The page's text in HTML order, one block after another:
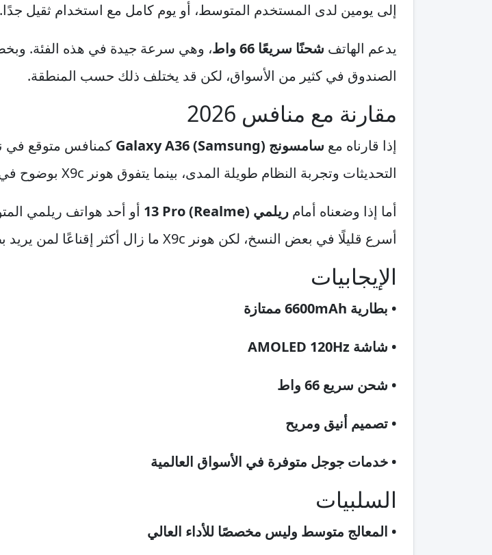
إلى يومين لدى المستخدم المتوسط، أو يوم كامل مع استخدام ثقيل جدًا.
يدعم الهاتف شحنًا سريعًا 66 واط ، وهي سرعة جيدة في هذه الفئة.
الصندوق في كثير من الأسواق، لكن قد يختلف ذلك حسب المنطقة.
مقارنة مع منافس 2026
إذا قارناه مع سامسونج (Samsung) Galaxy A36
كمنافس متوقع في
التحديثات وتجربة النظام طويلة المدى، بينما يتفوق هونر X9c بوضوح في سعة البطارية وسرعة الشحن.
أما إذا وضعناه أمام ريلمي (Realme) 13 Pro
أو أحد هواتف ريلمي
أسرع قليلًا في بعض النسخ، لكن هونر X9c ما زال أكثر إقناعًا لمن يريد بطارية أقوى وتحملًا أفضل في الاستخدام اليومي.
الإيجابيات
• بطارية 6600mAh ممتازة
• شاشة AMOLED 120Hz
• شحن سريع 66 واط
• تصميم أنيق ومريح
• خدمات جوجل متوفرة في الأسواق العالمية
السلبيات
• المعالج متوسط وليس مخصصًا للأداء العالي